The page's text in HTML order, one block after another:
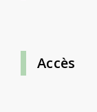
Accès